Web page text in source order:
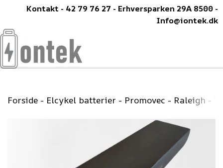
Kontakt - 42 79 76 27 - Erhversparken 29A 8500 -
Info@iontek.dk
Forside Elcykel batterier Promovec - Raleigh -